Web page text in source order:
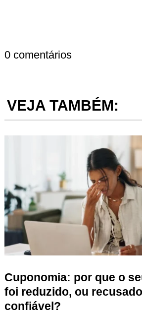
0 comentários
VEJA TAMBÉM:
Cuponomia: por que o
foi reduzido, ou
confiável?